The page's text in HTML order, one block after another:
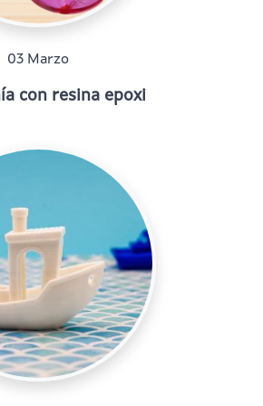
03 Marzo
con resina epoxi